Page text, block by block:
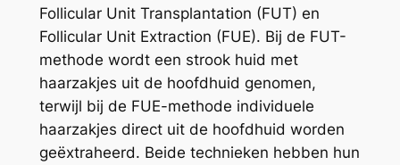
Follicular Unit Transplantation (FUT) en
Follicular Unit Extraction (FUE). Bij de FUT-
methode wordt een strook huid met
haarzakjes uit de hoofdhuid genomen,
terwijl bij de FUE-methode individuele
haarzakjes direct uit de hoofdhuid worden
geëxtraheerd. Beide technieken hebben hun